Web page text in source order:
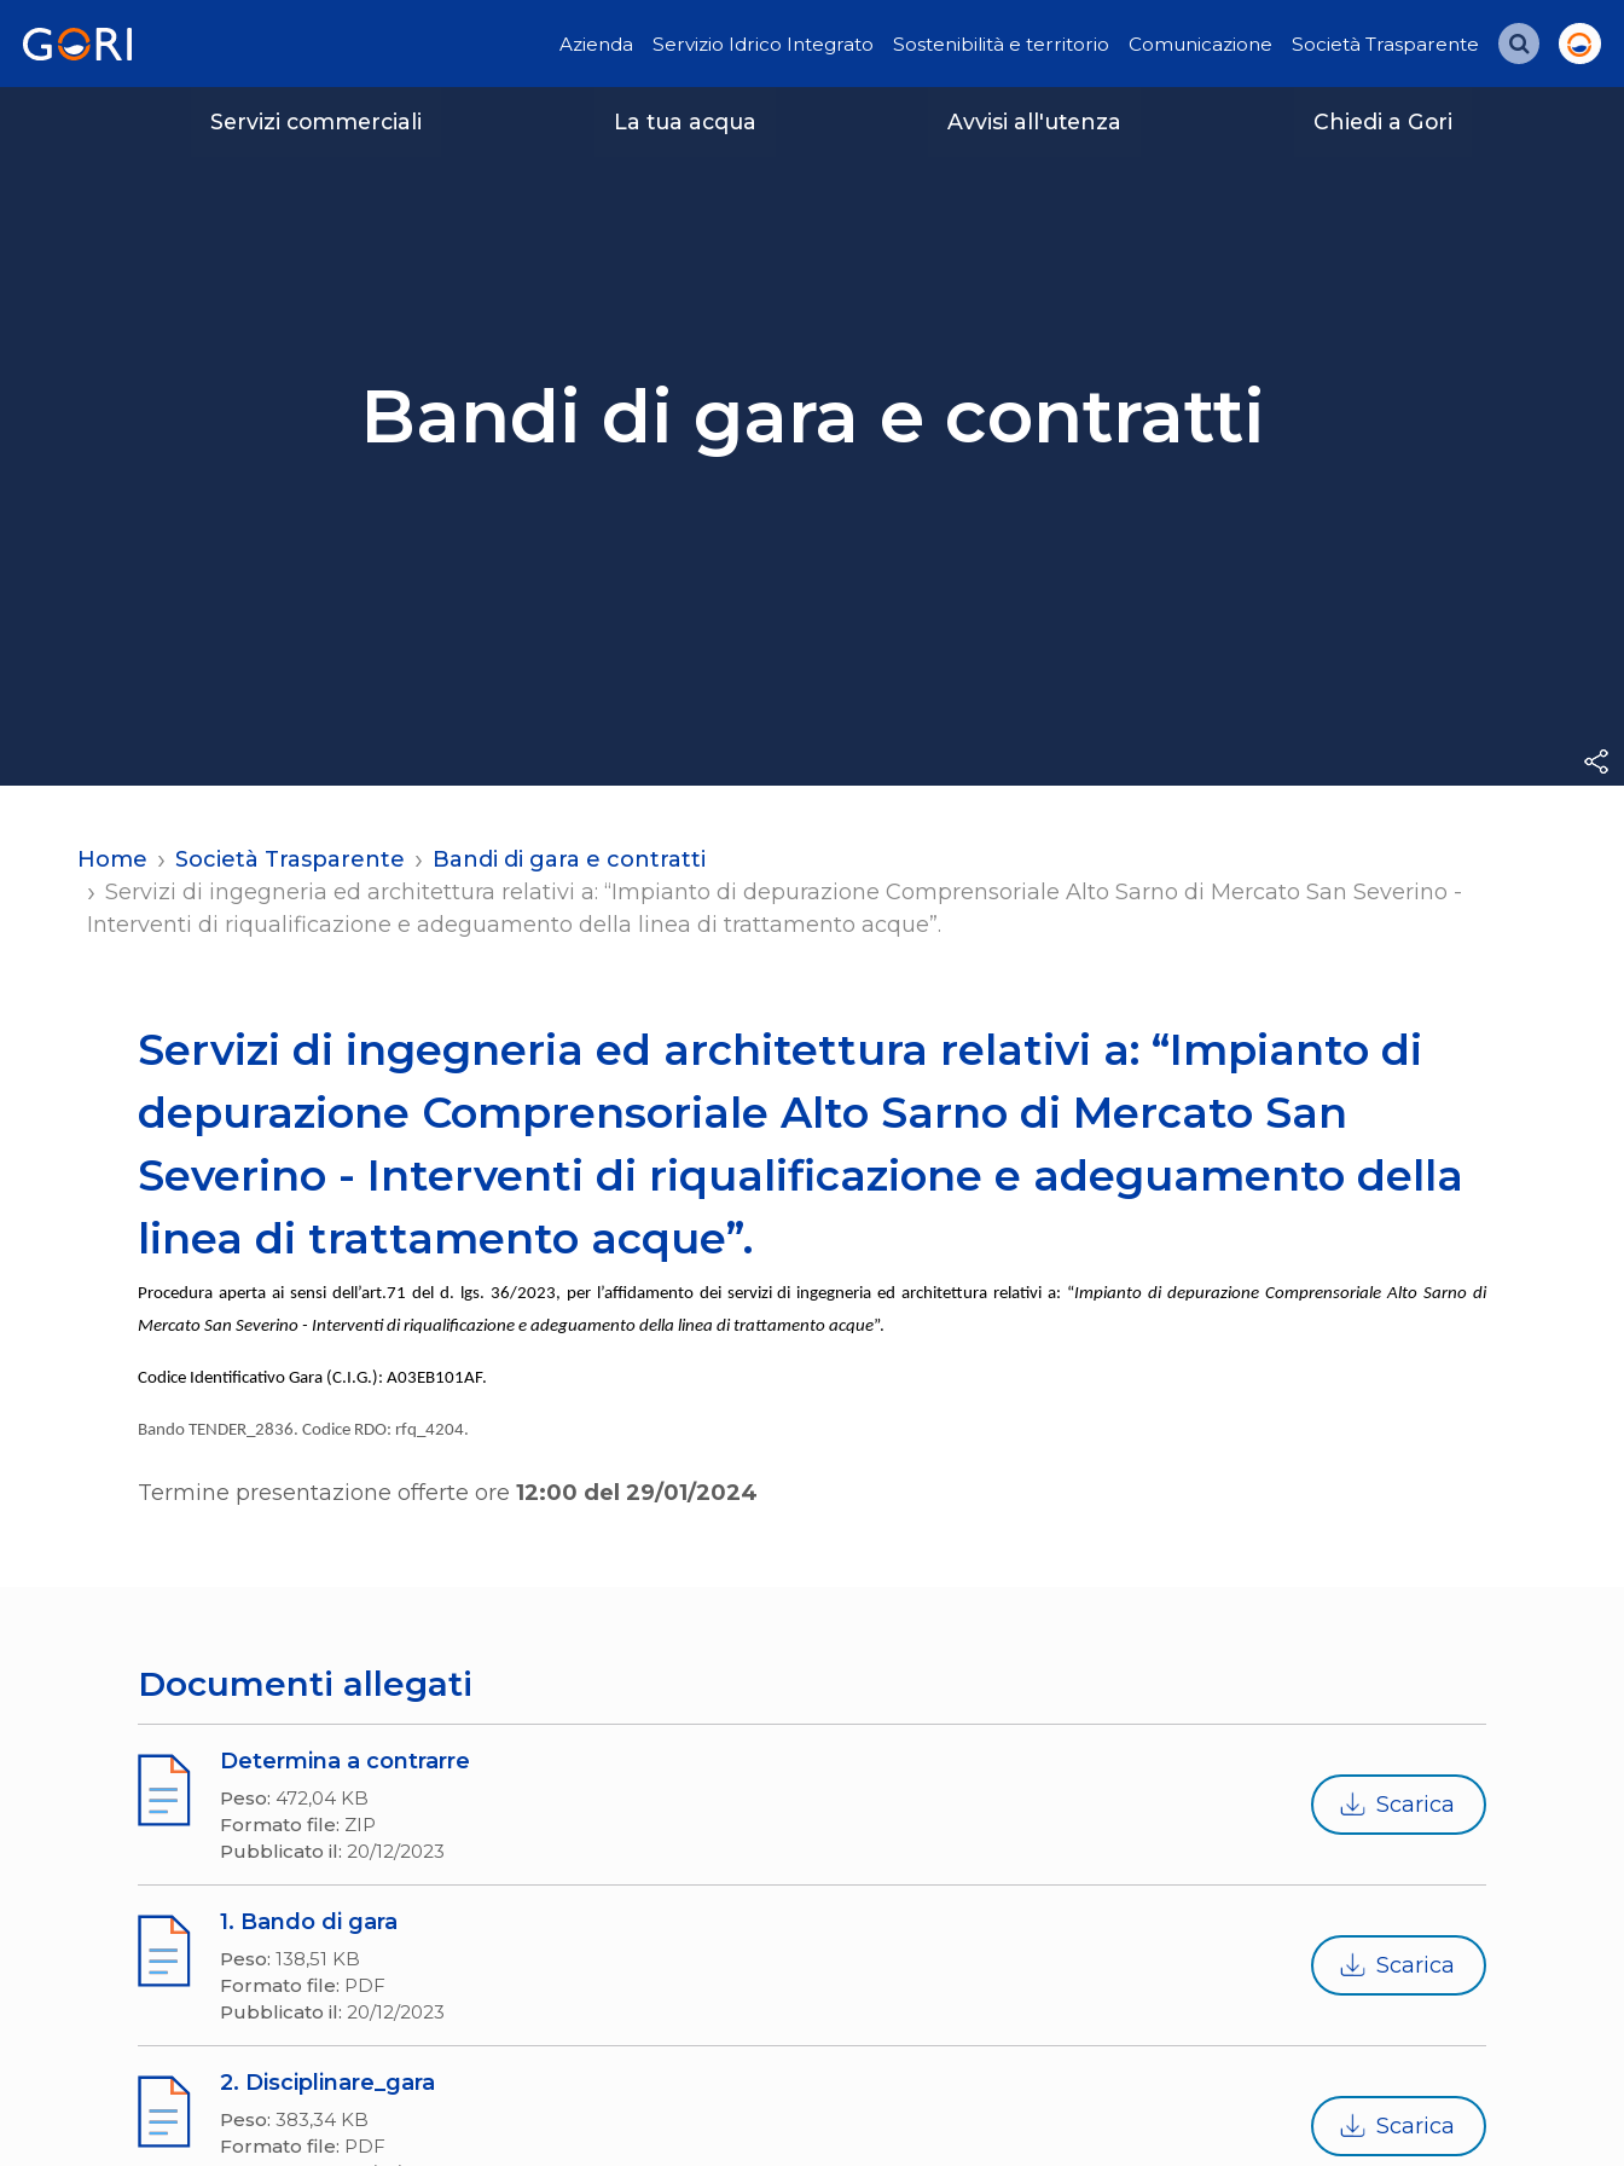
Azienda Servizio Idrico Integrato Sostenibilità e territorio Comunicazione Società Trasparente Cerca
Servizi commerciali La tua acqua Avvisi all'utenza Chiedi a Gori
Bandi di gara e contratti
Home Società Trasparente
Bandi di gara e contratti
Servizi di ingegneria ed architettura relativi a: “Impianto di depurazione Comprensoriale Alto Sarno di Mercato San Severino -
Interventi di riqualificazione e adeguamento della linea di trattamento acque”.
Servizi di ingegneria ed architettura relativi a: “Impianto di
depurazione Comprensoriale Alto Sarno di Mercato San
Severino - Interventi di riqualificazione e adeguamento della
linea di trattamento acque”.
Procedura aperta ai sensi dell’art.71 del d. lgs. 36/2023, per l’affidamento dei servizi di ingegneria ed architettura relativi a: “Impianto di depurazione Comprensoriale Alto Sarno di
Mercato San Severino - Interventi di riqualificazione e adeguamento della linea di trattamento acque”.
Codice Identificativo Gara (C.I.G.): A03EB101AF.
Bando TENDER_2836. Codice RDO: rfq_4204.
Termine presentazione offerte ore 12:00 del 29/01/2024
Documenti allegati
Determina a contrarre
Peso: 472,04 KB
Formato file: ZIP
Pubblicato il: 20/12/2023
Scarica
1. Bando di gara
Peso: 138,51 KB
Formato file: PDF
Pubblicato il: 20/12/2023
Scarica
2. Disciplinare_gara
Peso: 383,34 KB
Formato file: PDF
Scarica